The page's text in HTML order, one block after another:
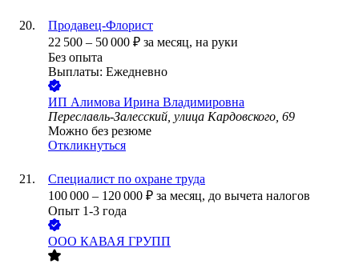
Продавец-Флорист
22 500 – 50 000 ₽ за месяц, на руки
Без опыта
Выплаты: Ежедневно
ИП Алимова Ирина Владимировна
Переславль-Залесский, улица Кардовского, 69
Можно без резюме
Откликнуться
Специалист по охране труда
100 000 – 120 000 ₽ за месяц, до вычета налогов
Опыт 1-3 года
ООО КАВАЯ ГРУПП